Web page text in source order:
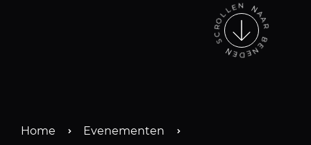
A
A
R
B
E
N
E
D
E
N
S
CROL LE
N
Home
Evenementen